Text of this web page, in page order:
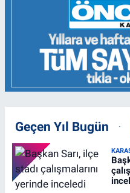
Geçen Yıl Bugün